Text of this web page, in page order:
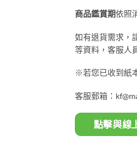
商品鑑賞期依照
如有退貨需求，
等資料，客服人
※若您已收到紙
客服郵箱：
點擊與線